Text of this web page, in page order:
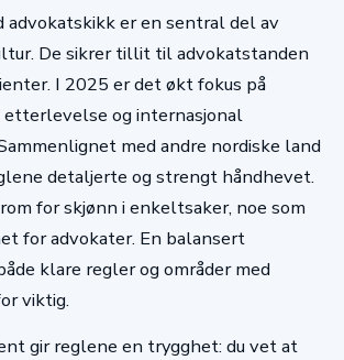
advokatskikk er en sentral del av
De sikrer tillit til advokatstanden
I 2025 er det økt fokus på
og internasjonal
med andre nordiske land
detaljerte og strengt håndhevet.
for skjønn i enkeltsaker, noe som
for advokater. En balansert
klare regler og områder med
viktig.
gir reglene en trygghet: du vet at